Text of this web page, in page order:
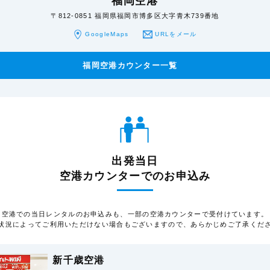
〒812-0851 福岡県福岡市博多区大字青木739番地
GoogleMaps URLをメール
福岡空港カウンター一覧
出発当日
空港カウンターでのお申込み
空港での当日レンタルのお申込みも、一部の空港カウンターで受付けています。
況によってご利用いただけない場合もございますので、あらかじめご了承くだ
新千歳空港